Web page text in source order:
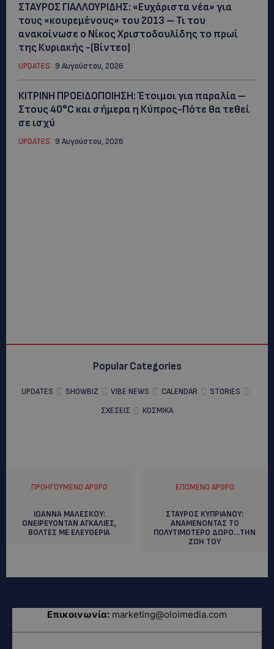
ΣΤΑΥΡΟΣ ΓΙΑΛΛΟΥΡΙΔΗΣ: «Ευχάριστα νέα» για
τους «κουρεμένους» του 2013 – Τι του
ανακοίνωσε ο Νίκος Χριστοδουλίδης το πρωί
της Κυριακής -(Βίντεο)
UPDATES 9 Αυγούστου, 2026
ΚΙΤΡΙΝΗ ΠΡΟΕΙΔΟΠΟΙΗΣΗ: Έτοιμοι για παραλία –
Στους 40°C και σήμερα η Κύπρος-Πότε θα τεθεί
σε ισχύ
UPDATES 9 Αυγούστου, 2026
Popular Categories
UPDATES SHOWBIZ VIBE NEWS CALENDAR
STORIES
ΣΧΕΣΕΙΣ
ΚΟΣΜΙΚΑ
ΠΡΟΗΓΟΎΜΕΝΟ ΆΡΘΡΟ
ΙΩΑΝΝΑ ΜΑΛΕΣΚΟΥ:
ONEIΡΕΥΟΝΤΑΝ ΑΓΚΑΛΙΕΣ,
ΒΟΛΤΕΣ ΜΕ ΕΛΕΥΘΕΡΙΑ
ΕΠΌΜΕΝΟ ΆΡΘΡΟ
ΣΤΑΥΡΟΣ ΚΥΠΡΙΑΝΟΥ:
ANAMENONTAΣ ΤΟ
ΠΟΛΥΤΙΜΟΤΕΡΟ ΔΩΡΟ…ΤΗΝ
ΖΩΗ ΤΟΥ
Επικοινωνία: marketing@oloimedia.com